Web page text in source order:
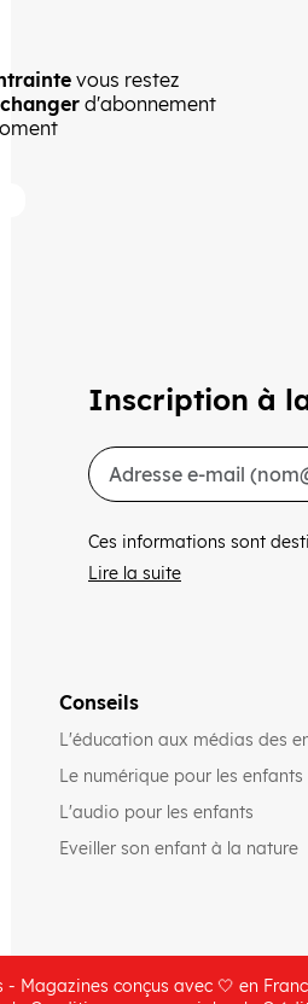
vous restez
d'abonnement
Inscription à
Ces informations sont
Lire la suite
Conseils
L'éducation aux médias des
Le numérique pour les enfants
L'audio pour les enfants
Eveiller son enfant à la nature
Magazines conçus avec 🤍 en